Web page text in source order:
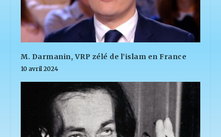
M. Darmanin, VRP zélé de l’islam en France
10 avril 2024